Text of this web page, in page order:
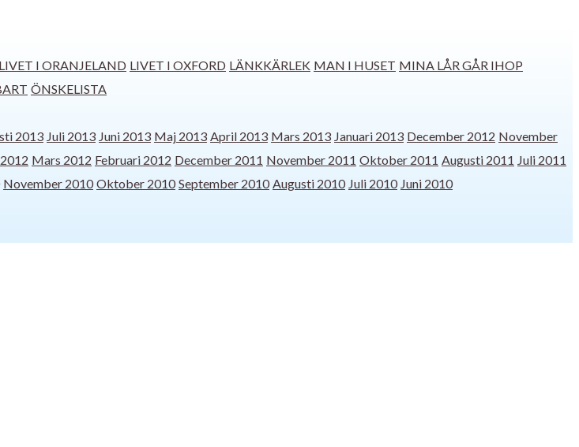
LIVET I ORANJELAND LIVET I OXFORD LÄNKKÄRLEK MAN I HUSET MINA LÅR GÅR IHOP
ÖNSKELISTA
2013 Juli 2013 Juni 2013 Maj 2013 April 2013 Mars 2013 Januari 2013 December 2012 November
Mars 2012 Februari 2012 December 2011 November 2011 Oktober 2011 Augusti 2011 Juli 2011
November 2010 Oktober 2010 September 2010 Augusti 2010 Juli 2010 Juni 2010